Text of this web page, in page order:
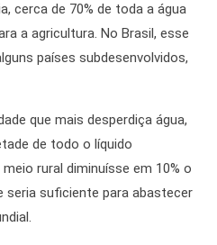
cerca de 70% de toda a água
a agricultura. No Brasil, esse
países subdesenvolvidos,
que mais desperdiça água,
de todo o líquido
rural diminuísse em 10% o
seria suficiente para abastecer